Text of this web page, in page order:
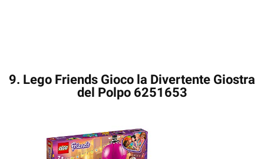
9. Lego Friends Gioco la Divertente Giostra
del Polpo 6251653